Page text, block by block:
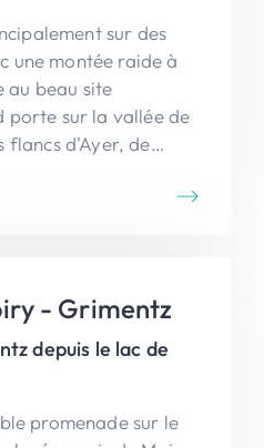
sur des
une montée raide à
au beau site
porte sur la vallée de
flancs d'Ayer, de
Glacier de Moiry - Grimentz
depuis le lac de
promenade sur le